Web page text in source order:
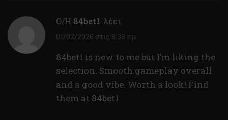
Ο/Η 84bet1 λέει:
01/02/2026 στις 8:38 πμ
84bet1 is new to me but I’m liking the
selection. Smooth gameplay overall
and a good vibe. Worth a look! Find
them at 84bet1